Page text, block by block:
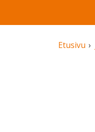
Etusivu